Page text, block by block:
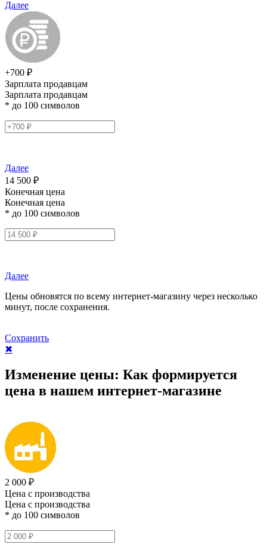
Далее
+700 ₽
Зарплата продавцам
Зарплата продавцам
* до 100 символов
Далее
14 500 ₽
Конечная цена
Конечная цена
* до 100 символов
Далее
Цены обновятся по всему интернет-магазину через несколько
минут, после сохранения.
Сохранить
✖
Изменение цены: Как формируется
цена в нашем интернет-магазине
2 000 ₽
Цена с производства
Цена с производства
* до 100 символов